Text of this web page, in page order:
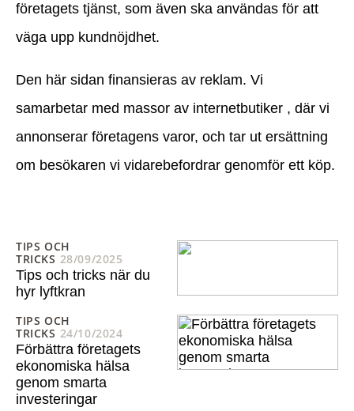
företagets tjänst, som även ska användas för att
väga upp kundnöjdhet.
Den här sidan finansieras av reklam. Vi
samarbetar med massor av internetbutiker , där vi
annonserar företagens varor, och tar ut ersättning
om besökaren vi vidarebefordrar genomför ett köp.
TIPS OCH
TRICKS 28/09/2025
Tips och tricks när du
hyr lyftkran
TIPS OCH
TRICKS 24/10/2024
Förbättra företagets
ekonomiska hälsa
genom smarta
investeringar